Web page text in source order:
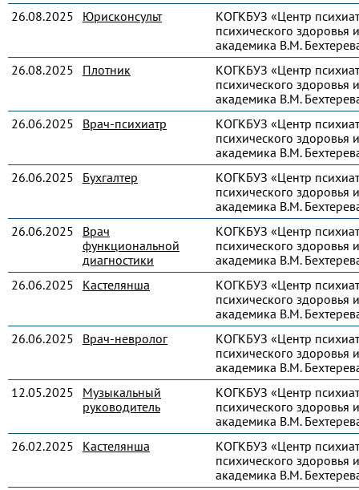
26.08.2025
Юрисконсульт
КОГКБУЗ «Центр
психического здоровья
академика В.М.
26.08.2025
Плотник
КОГКБУЗ «Центр
психического здоровья
академика В.М.
26.06.2025
Врач-психиатр
КОГКБУЗ «Центр
психического здоровья
академика В.М.
26.06.2025
Бухгалтер
КОГКБУЗ «Центр
психического здоровья
академика В.М.
26.06.2025
Врач
функциональной
диагностики
КОГКБУЗ «Центр
психического здоровья
академика В.М.
26.06.2025
Кастелянша
КОГКБУЗ «Центр
психического здоровья
академика В.М.
26.06.2025
Врач-невролог
КОГКБУЗ «Центр
психического здоровья
академика В.М.
12.05.2025
Музыкальный
руководитель
КОГКБУЗ «Центр
психического здоровья
академика В.М.
26.02.2025
Кастелянша
КОГКБУЗ «Центр
психического здоровья
академика В.М.